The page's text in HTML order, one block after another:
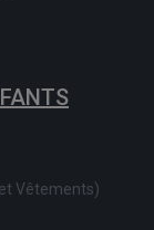
Vêtements)